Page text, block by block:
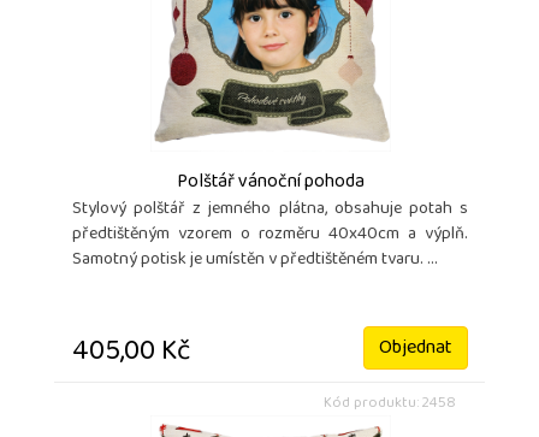
Polštář vánoční pohoda
Stylový polštář z jemného plátna, obsahuje potah s
předtištěným vzorem o rozměru 40x40cm a výplň.
Samotný potisk je umístěn v předtištěném tvaru. ...
405,00 Kč Objednat
Kód produktu: 2458